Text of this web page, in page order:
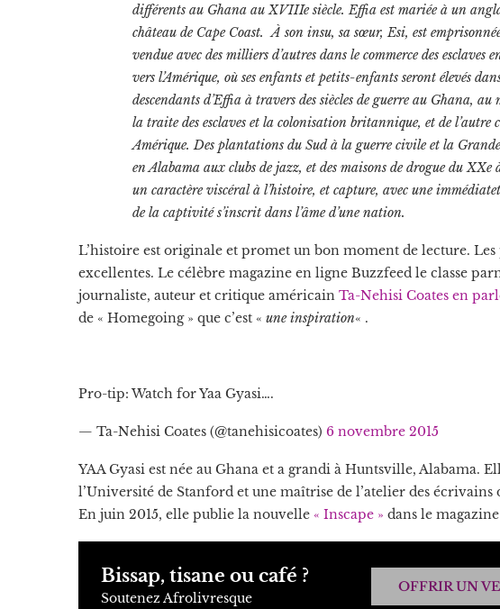
différents au Ghana au XVIIIe siècle. Effia est mariée à un
château de Cape Coast. À son insu, sa sœur, Esi, est
vendue avec des milliers d’autres dans le commerce des esclaves
vers l’Amérique, où ses enfants et petits-enfants seront élevés
descendants d’Effia à travers des siècles de guerre au Ghana,
la traite des esclaves et la colonisation britannique, et de l’autre
Amérique. Des plantations du Sud à la guerre civile et la
en Alabama aux clubs de jazz, et des maisons de drogue du
un caractère viscéral à l’histoire, et capture, avec une
de la captivité s’inscrit dans l’âme d’une nation.
L’histoire est originale et promet un bon moment de lecture.
excellentes. Le célèbre magazine en ligne Buzzfeed le classe
journaliste, auteur et critique américain Ta-Nehisi Coates en
de « Homegoing » que c’est « une inspiration« .
Pro-tip: Watch for Yaa Gyasi….
— Ta-Nehisi Coates (@tanehisicoates) 6 novembre 2015
YAA Gyasi est née au Ghana et a grandi à Huntsville, Alabama.
l’Université de Stanford et une maîtrise de l’atelier des
En juin 2015, elle publie la nouvelle « Inscape » dans le
Bissap, tisane ou café ?
Soutenez Afrolivresque
OFFRIR UN